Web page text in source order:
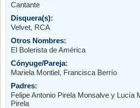
Cantante
Disquera(s):
Velvet, RCA
Otros Nombres:
El Bolerista de América
Cónyuge/Pareja:
Mariela Montiel, Francisca Berrío
Padres:
Felipe Antonio Pirela Monsalve y Lucía
Pirela